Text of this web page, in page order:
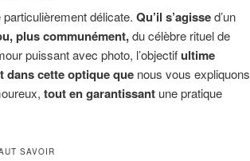
délicate. Qu’il s’agissed’un
plus communément,du célèbre rituel de
puissant avec photo, l’objectifultime
dans cette optique que nous vous expliquons
tout en garantissant une pratique
SAVOIR